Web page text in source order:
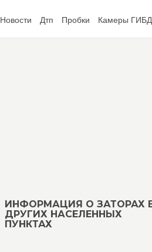
Новости Дтп Пробки Камеры
ИНФОРМАЦИЯ О ЗАТОРАХ
ДРУГИХ НАСЕЛЕННЫХ
ПУНКТАХ